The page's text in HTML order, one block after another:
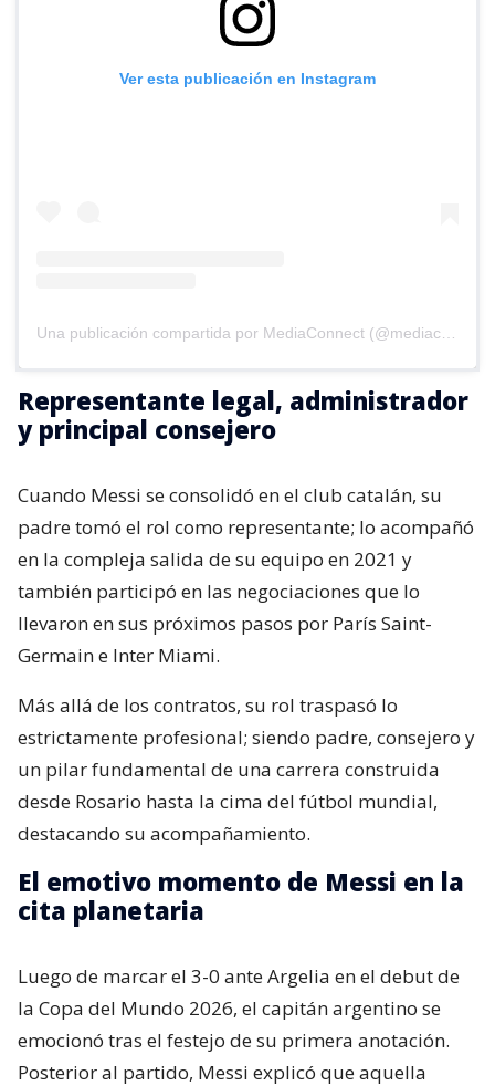
Ver esta publicación en Instagram
Representante legal, administrador
y principal consejero
Cuando Messi se consolidó en el club catalán, su
padre tomó el rol como representante; lo acompañó
en la compleja salida de su equipo en 2021 y
también participó en las negociaciones que lo
llevaron en sus próximos pasos por París Saint-
Germain e Inter Miami.
Más allá de los contratos, su rol traspasó lo
estrictamente profesional; siendo padre, consejero y
un pilar fundamental de una carrera construida
desde Rosario hasta la cima del fútbol mundial,
destacando su acompañamiento.
El emotivo momento de Messi en la
cita planetaria
Luego de marcar el 3-0 ante Argelia en el debut de
la Copa del Mundo 2026, el capitán argentino se
emocionó tras el festejo de su primera anotación.
Posterior al partido, Messi explicó que aquella